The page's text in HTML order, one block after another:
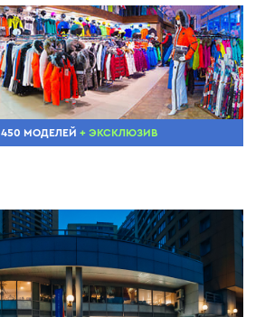
450 МОДЕЛЕЙ + ЭКСКЛЮЗИВ